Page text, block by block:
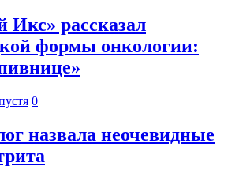
Икс» рассказал
формы онкологии:
0
назвала неочевидные